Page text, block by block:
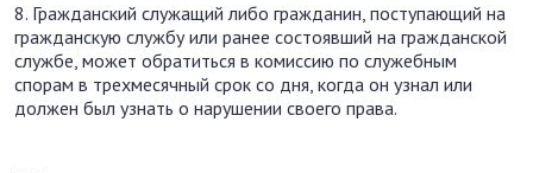
8. Гражданский служащий либо гражданин, поступающий на
гражданскую службу или ранее состоявший на гражданской
службе, может обратиться в комиссию по служебным
спорам в трехмесячный срок со дня, когда он узнал или
должен был узнать о нарушении своего права.